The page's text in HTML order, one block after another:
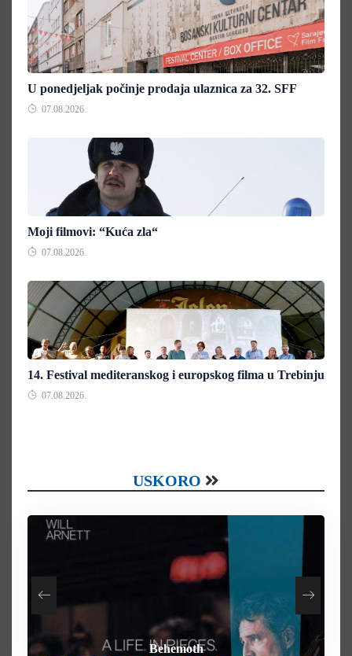
U ponedjeljak počinje prodaja ulaznica za 32. SFF
07.08.2026.
Moji filmovi: “Kuća zla“
07.08.2026.
14. Festival mediteranskog i europskog filma u Trebinju
07.08.2026.
USKORO
Heart of the Beast
Behemoth
How To Rob A Bank
By Any Means